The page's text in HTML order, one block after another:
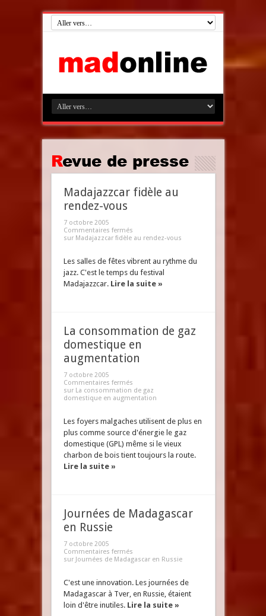
Revue de presse
Madajazzcar fidèle au
rendez-vous
7 octobre 2005
Commentaires fermés
sur Madajazzcar fidèle au rendez-vous
Les salles de fêtes vibrent au rythme du
jazz. C'est le temps du festival
Madajazzcar. Lire la suite »
La consommation de gaz
domestique en
augmentation
7 octobre 2005
Commentaires fermés
sur La consommation de gaz
domestique en augmentation
Les foyers malgaches utilisent de plus en
plus comme source d'énergie le gaz
domestique (GPL) même si le vieux
charbon de bois tient toujours la route.
Lire la suite »
Journées de Madagascar
en Russie
7 octobre 2005
Commentaires fermés
sur Journées de Madagascar en Russie
C'est une innovation. Les journées de
Madagascar à Tver, en Russie, étaient
loin d'être inutiles. Lire la suite »